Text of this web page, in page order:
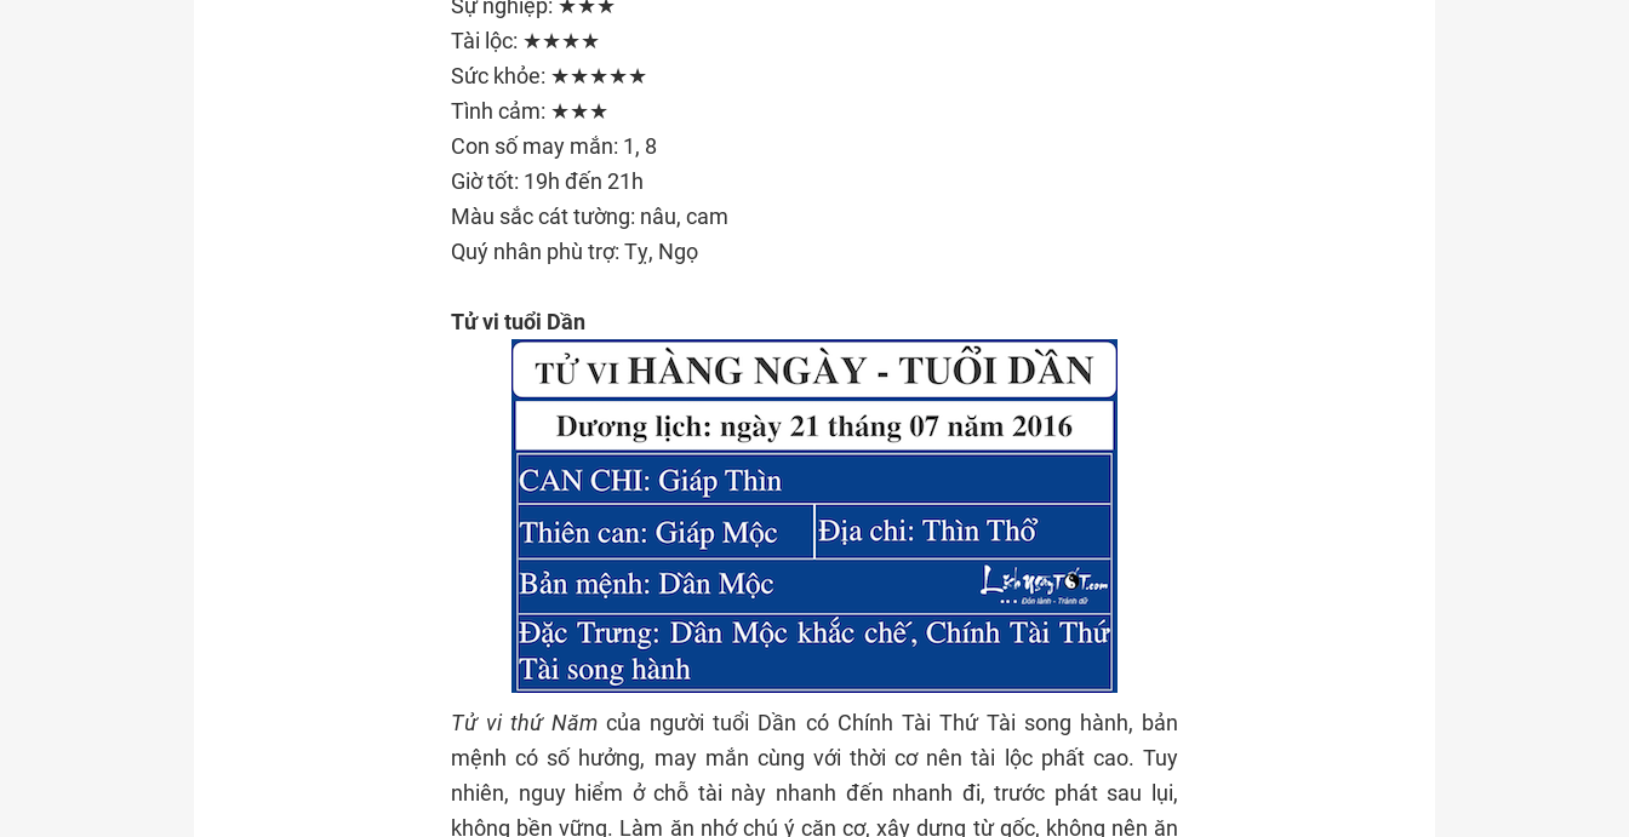
Sự nghiệp: ★★★
Tài lộc: ★★★★
Sức khỏe: ★★★★★
Tình cảm: ★★★
Con số may mắn: 1, 8
Giờ tốt: 19h đến 21h
Màu sắc cát tường: nâu, cam
Quý nhân phù trợ: Tỵ, Ngọ
Tử vi tuổi Dần
Tử vi thứ Năm của người tuổi Dần có Chính Tài Thứ Tài song hành, bản
mệnh có số hưởng, may mắn cùng với thời cơ nên tài lộc phất cao. Tuy
nhiên, nguy hiểm ở chỗ tài này nhanh đến nhanh đi, trước phát sau lụi,
không bền vững. Làm ăn nhớ chú ý căn cơ, xây dựng từ gốc, không nên ăn